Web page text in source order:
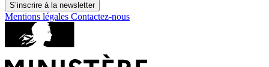
S’inscrire à la newsletter
Mentions légales Contactez-nous